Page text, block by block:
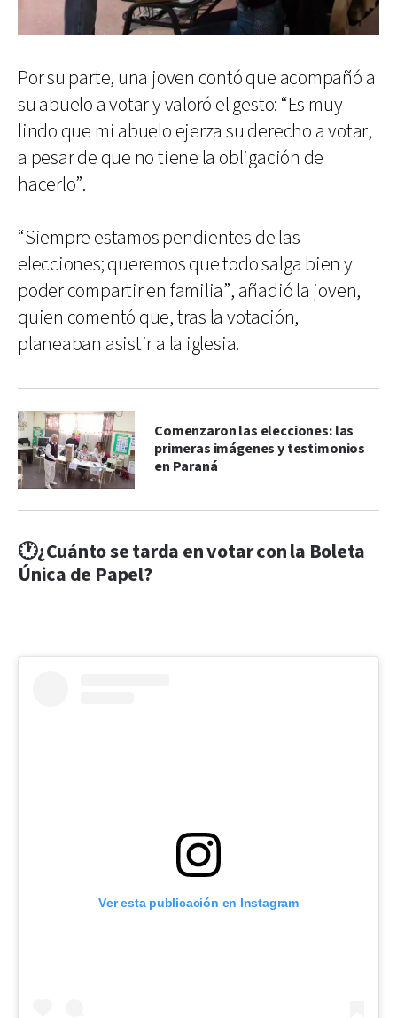
Por su parte, una joven contó que acompañó a
su abuelo a votar y valoró el gesto: “Es muy
lindo que mi abuelo ejerza su derecho a votar,
a pesar de que no tiene la obligación de
hacerlo”.
“Siempre estamos pendientes de las
elecciones; queremos que todo salga bien y
poder compartir en familia”, añadió la joven,
quien comentó que, tras la votación,
planeaban asistir a la iglesia.
Comenzaron las elecciones: las
primeras imágenes y testimonios
en Paraná
🕐¿Cuánto se tarda en votar con la Boleta
Única de Papel?
Ver esta publicación en Instagram